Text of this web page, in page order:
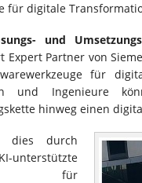
für digitale
und
Expert Partner von
für
und Ingenieure
hinweg einen
dies durch
für